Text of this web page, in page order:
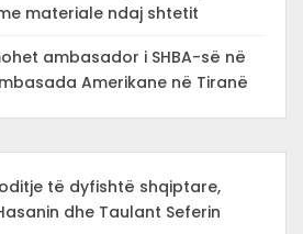
materiale ndaj shtetit
ambasador i SHBA-së në
Amerikane në Tiranë
të dyfishtë shqiptare,
dhe Taulant Seferin